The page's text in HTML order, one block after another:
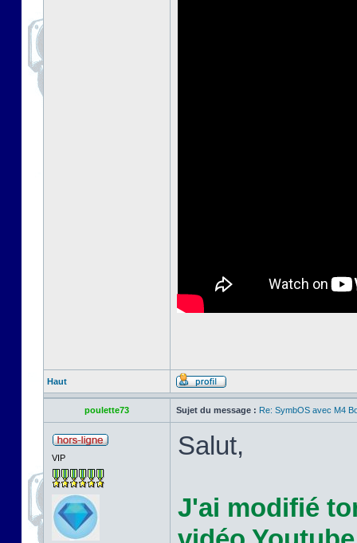
Haut
poulette73 Sujet du message : Re: SymbOS avec M4
VIP Salut,
J'ai modifié